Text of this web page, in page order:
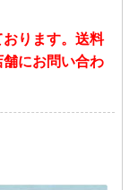
ります。送料
にお問い合わ